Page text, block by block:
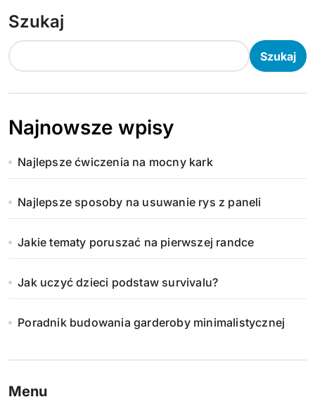
n
i
o
w
a
n
i
e
Szukaj
Szukaj
Najnowsze wpisy
Najlepsze ćwiczenia na mocny kark
Najlepsze sposoby na usuwanie rys z paneli
Jakie tematy poruszać na pierwszej randce
Jak uczyć dzieci podstaw survivalu?
Poradnik budowania garderoby minimalistycznej
Menu